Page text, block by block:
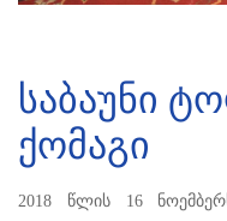
საბაუნი
ქომაგი
2018 წლის 16